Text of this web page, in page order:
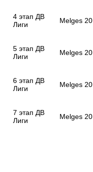
4 этап ДВ
Лиги
Melges 20
5 этап ДВ
Лиги
Melges 20
6 этап ДВ
Лиги
Melges 20
7 этап ДВ
Лиги
Melges 20